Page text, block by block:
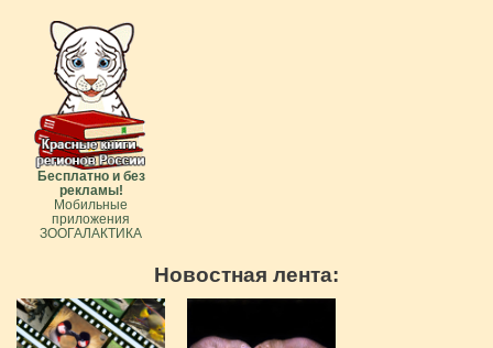
Бесплатно и без
рекламы!
Мобильные
приложения
ЗООГАЛАКТИКА
Новостная лента: